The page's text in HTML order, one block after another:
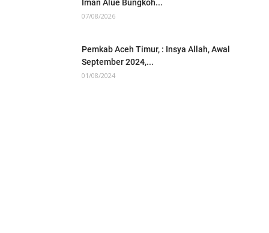
Iman Alue Bungkoh...
07/08/2026
Pemkab Aceh Timur, : Insya Allah, Awal
September 2024,...
01/08/2024